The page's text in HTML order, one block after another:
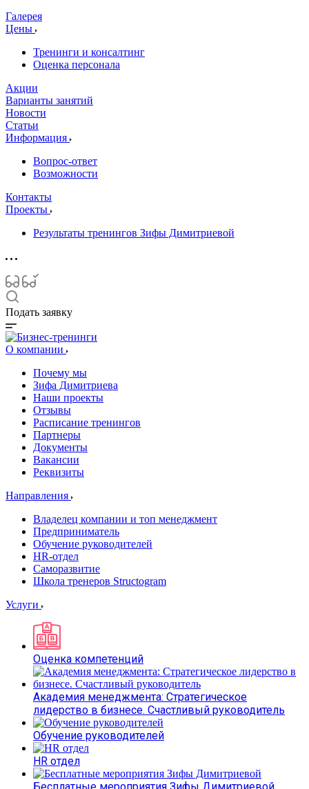
Галерея
Цены
Тренинги и консалтинг
Оценка персонала
Акции
Варианты занятий
Новости
Статьи
Информация
Вопрос-ответ
Возможности
Контакты
Проекты
Результаты тренингов Зифы Димитриевой
Подать заявку
О компании
Почему мы
Зифа Димитриева
Наши проекты
Отзывы
Расписание тренингов
Партнеры
Документы
Вакансии
Реквизиты
Направления
Владелец компании и топ менеджмент
Предприниматель
Обучение руководителей
HR-отдел
Саморазвитие
Школа тренеров Structogram
Услуги
Оценка компетенций
Академия менеджмента: Стратегическое
лидерство в бизнесе. Счастливый руководитель
Обучение руководителей
HR отдел